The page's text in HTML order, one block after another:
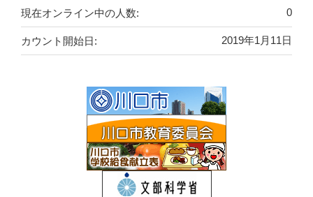
0
現在オンライン中の人数:
2019年1月11日
カウント開始日: